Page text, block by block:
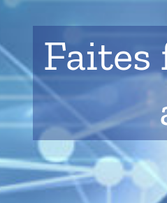
Faites